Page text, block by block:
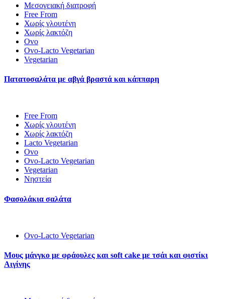
Μεσογειακή διατροφή
Free From
Χωρίς γλουτένη
Χωρίς λακτόζη
Ovo
Ovo-Lacto Vegetarian
Vegetarian
Πατατοσαλάτα με αβγά βραστά και κάππαρη
Free From
Χωρίς γλουτένη
Χωρίς λακτόζη
Lacto Vegetarian
Ovo
Ovo-Lacto Vegetarian
Vegetarian
Νηστεία
Φασολάκια σαλάτα
Ovo-Lacto Vegetarian
Μους μάνγκο με φράουλες και soft cake με τσάι και φιστίκι
Αιγίνης